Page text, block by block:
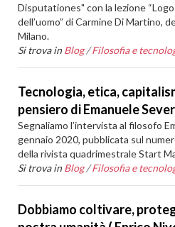
Disputationes" con la lezione
dell’uomo” di Carmine Di Martino,
Milano.
Si trova in Blog /Filosofia e
Tecnologia, etica,
pensiero di Emanuele
Segnaliamo l’intervista al filosofo
gennaio 2020, pubblicata sul
della rivista quadrimestrale Start
Si trova in Blog /Filosofia e
Dobbiamo coltivare,